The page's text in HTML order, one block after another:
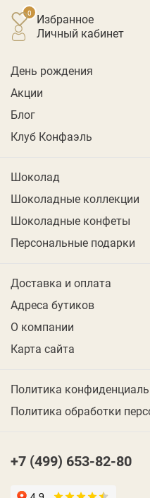
Избранное
личный кабинет
День рождения
Акции
Блог
Клуб Конфаэль
Шоколад
Шоколадные коллекции
Шоколадные конфеты
Персональные подарки
Доставка и оплата
Адреса бутиков
О компании
Карта сайта
Политика
Политика обработки
+7 (499) 653-82-80